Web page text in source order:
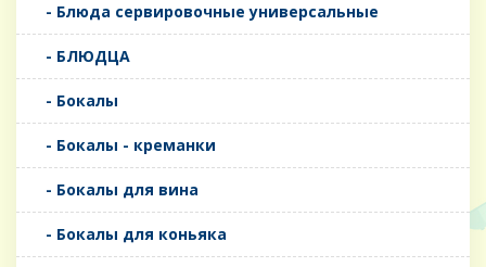
- Блюда сервировочные универсальные
- БЛЮДЦА
- Бокалы
- Бокалы - креманки
- Бокалы для вина
- Бокалы для коньяка